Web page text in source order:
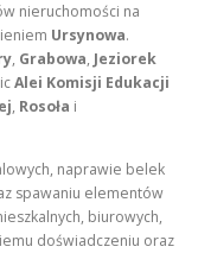
nieruchomości na
Ursynowa.
, Grabowa, Jeziorek
Alei Komisji Edukacji
, Rosoła i
naprawie belek
spawaniu elementów
biurowych,
doświadczeniu oraz